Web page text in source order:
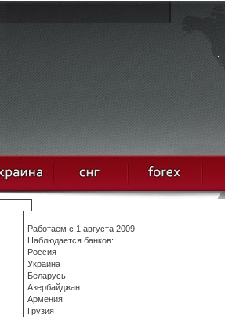
Работаем с 1 августа 2009
Наблюдается банков:
Россия
Украина
Беларусь
Азербайджан
Армения
Грузия